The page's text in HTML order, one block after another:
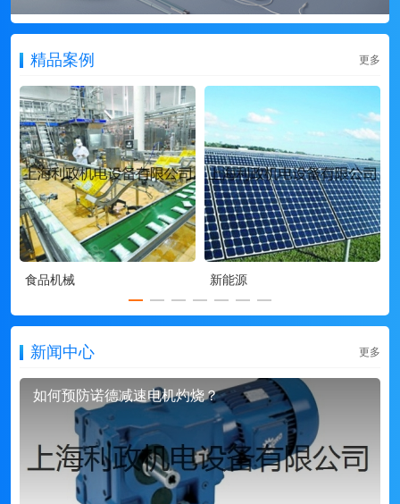
精品案例 更多
食品机械 新能源
新闻中心 更多
如何预防诺德减速电机灼烧？